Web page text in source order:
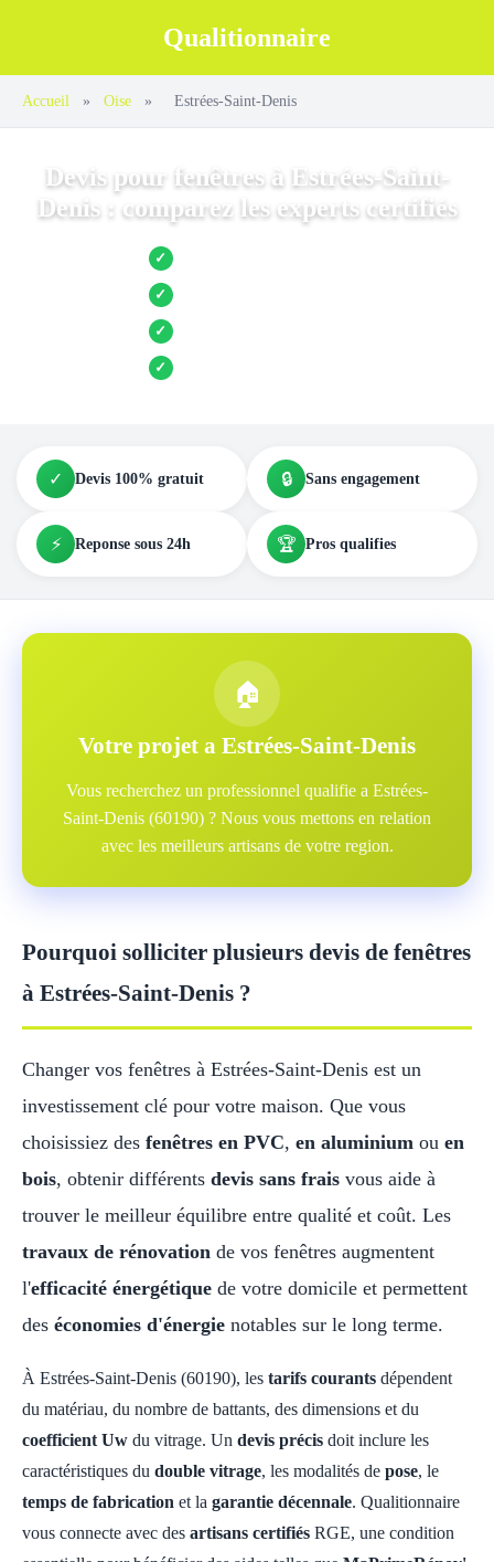
Qualitionnaire
Accueil » Oise » Estrées-Saint-Denis
Devis pour fenêtres à Estrées-Saint-
Denis : comparez les experts certifiés
✓ Jusqu’à 3 devis comparés
✓ Entreprises locales vérifiées
✓ Pose garantie
✓ Aides et primes incluses
✓ Devis 100% gratuit 🔒 Sans engagement
⚡ Reponse sous 24h 🏆 Pros qualifies
🏠
Votre projet a Estrées-Saint-Denis
Vous recherchez un professionnel qualifie a Estrées-
Saint-Denis (60190) ? Nous vous mettons en relation
avec les meilleurs artisans de votre region.
Pourquoi solliciter plusieurs devis de fenêtres
à Estrées-Saint-Denis ?
Changer vos fenêtres à Estrées-Saint-Denis est un
investissement clé pour votre maison. Que vous
choisissiez des fenêtres en PVC, en aluminium ou en
bois, obtenir différents devis sans frais vous aide à
trouver le meilleur équilibre entre qualité et coût. Les
travaux de rénovation de vos fenêtres augmentent
l'efficacité énergétique de votre domicile et permettent
des économies d'énergie notables sur le long terme.
À Estrées-Saint-Denis (60190), les tarifs courants dépendent
du matériau, du nombre de battants, des dimensions et du
coefficient Uw du vitrage. Un devis précis doit inclure les
caractéristiques du double vitrage, les modalités de pose, le
temps de fabrication et la garantie décennale. Qualitionnaire
vous connecte avec des artisans certifiés RGE, une condition